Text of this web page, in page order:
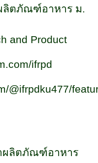
ตภัณฑ์อาหาร ม.
and Product
ifrpd
@ifrpdku477/
ผลิตภัณฑ์อาหาร